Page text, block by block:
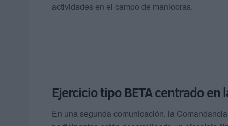
actividades en el campo de maniobras.
Ejercicio tipo BETA centrado en
En una segunda comunicación, la